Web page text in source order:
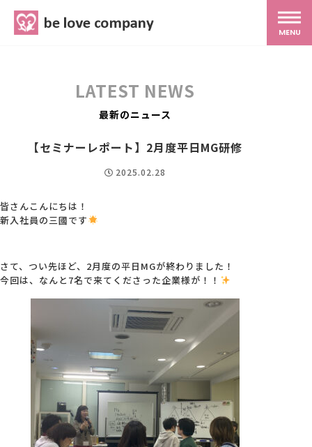
MENU
MG研修
最新ブログ
会社概要
アクセス
採用情報
LATEST NEWS
最新のニュース
【セミナーレポート】2月度平日MG研修
2025.02.28
皆さんこんにちは！
新入社員の三國です
さて、つい先ほど、2月度の平日MGが終わりました！
今回は、なんと7名で来てくださった企業様が！！